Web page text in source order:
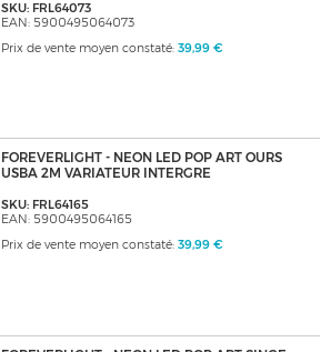
SKU: FRL64073
EAN: 5900495064073
Prix de vente moyen constaté: 39,99 €
FOREVERLIGHT - NEON LED POP ART OURS
USBA 2M VARIATEUR INTERGRE
SKU: FRL64165
EAN: 5900495064165
Prix de vente moyen constaté: 39,99 €